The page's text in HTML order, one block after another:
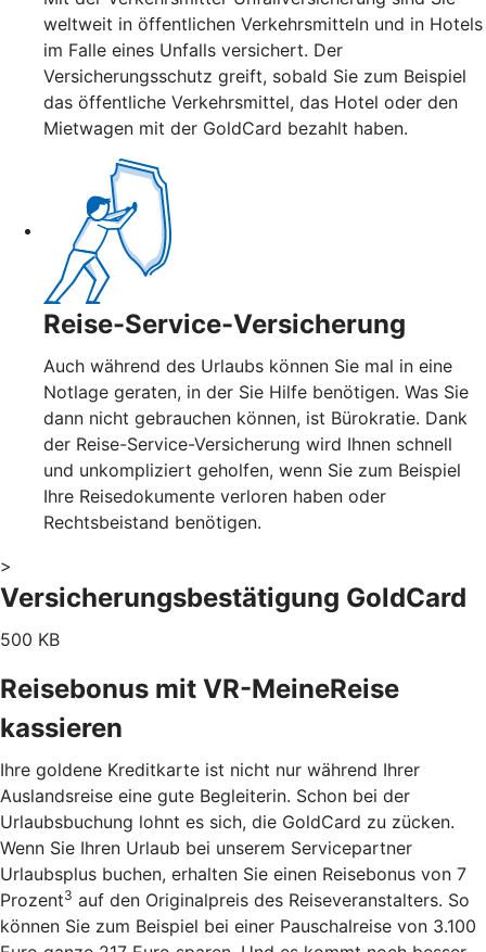
weltweit in öffentlichen Verkehrsmitteln und in Hotels
im Falle eines Unfalls versichert. Der
Versicherungsschutz greift, sobald Sie zum Beispiel
das öffentliche Verkehrsmittel, das Hotel oder den
Mietwagen mit der GoldCard bezahlt haben.
Reise-Service-Versicherung
Auch während des Urlaubs können Sie mal in eine
Notlage geraten, in der Sie Hilfe benötigen. Was Sie
dann nicht gebrauchen können, ist Bürokratie. Dank
der Reise-Service-Versicherung wird Ihnen schnell
und unkompliziert geholfen, wenn Sie zum Beispiel
Ihre Reisedokumente verloren haben oder
Rechtsbeistand benötigen.
>
Versicherungsbestätigung GoldCard
500 KB
Reisebonus mit VR-MeineReise
kassieren
Ihre goldene Kreditkarte ist nicht nur während Ihrer
Auslandsreise eine gute Begleiterin. Schon bei der
Urlaubsbuchung lohnt es sich, die GoldCard zu zücken.
Wenn Sie Ihren Urlaub bei unserem Servicepartner
Urlaubsplus buchen, erhalten Sie einen Reisebonus von 7
Prozent3 auf den Originalpreis des Reiseveranstalters. So
können Sie zum Beispiel bei einer Pauschalreise von 3.100